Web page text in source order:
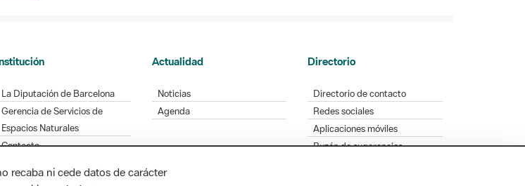
La Diputación de Barcelona
Gerencia de Servicios de
Espacios Naturales
Contacto
Actualidad
Noticias
Agenda
Directorio
Directorio de contacto
Redes sociales
Aplicaciones móviles
Buzón de sugerencias
recaba ni cede datos de carácter